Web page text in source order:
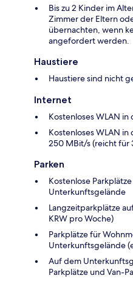
Bis zu 2 Kinder im
Zimmer der Eltern
übernachten, wenn
angefordert werden.
Haustiere
Haustiere sind nicht
Internet
Kostenloses WLAN
Kostenloses WLAN
250 MBit/s (reicht für
Parken
Kostenlose
Unterkunftsgelände
Langzeitparkplätze
KRW pro Woche)
Parkplätze für
Unterkunftsgelände
Auf dem
Parkplätze und Van-